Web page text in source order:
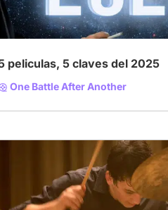
peliculas, 5 claves del 2025
One Battle After Another